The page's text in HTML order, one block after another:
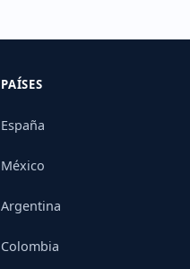
PAÍSES
España
México
Argentina
Colombia